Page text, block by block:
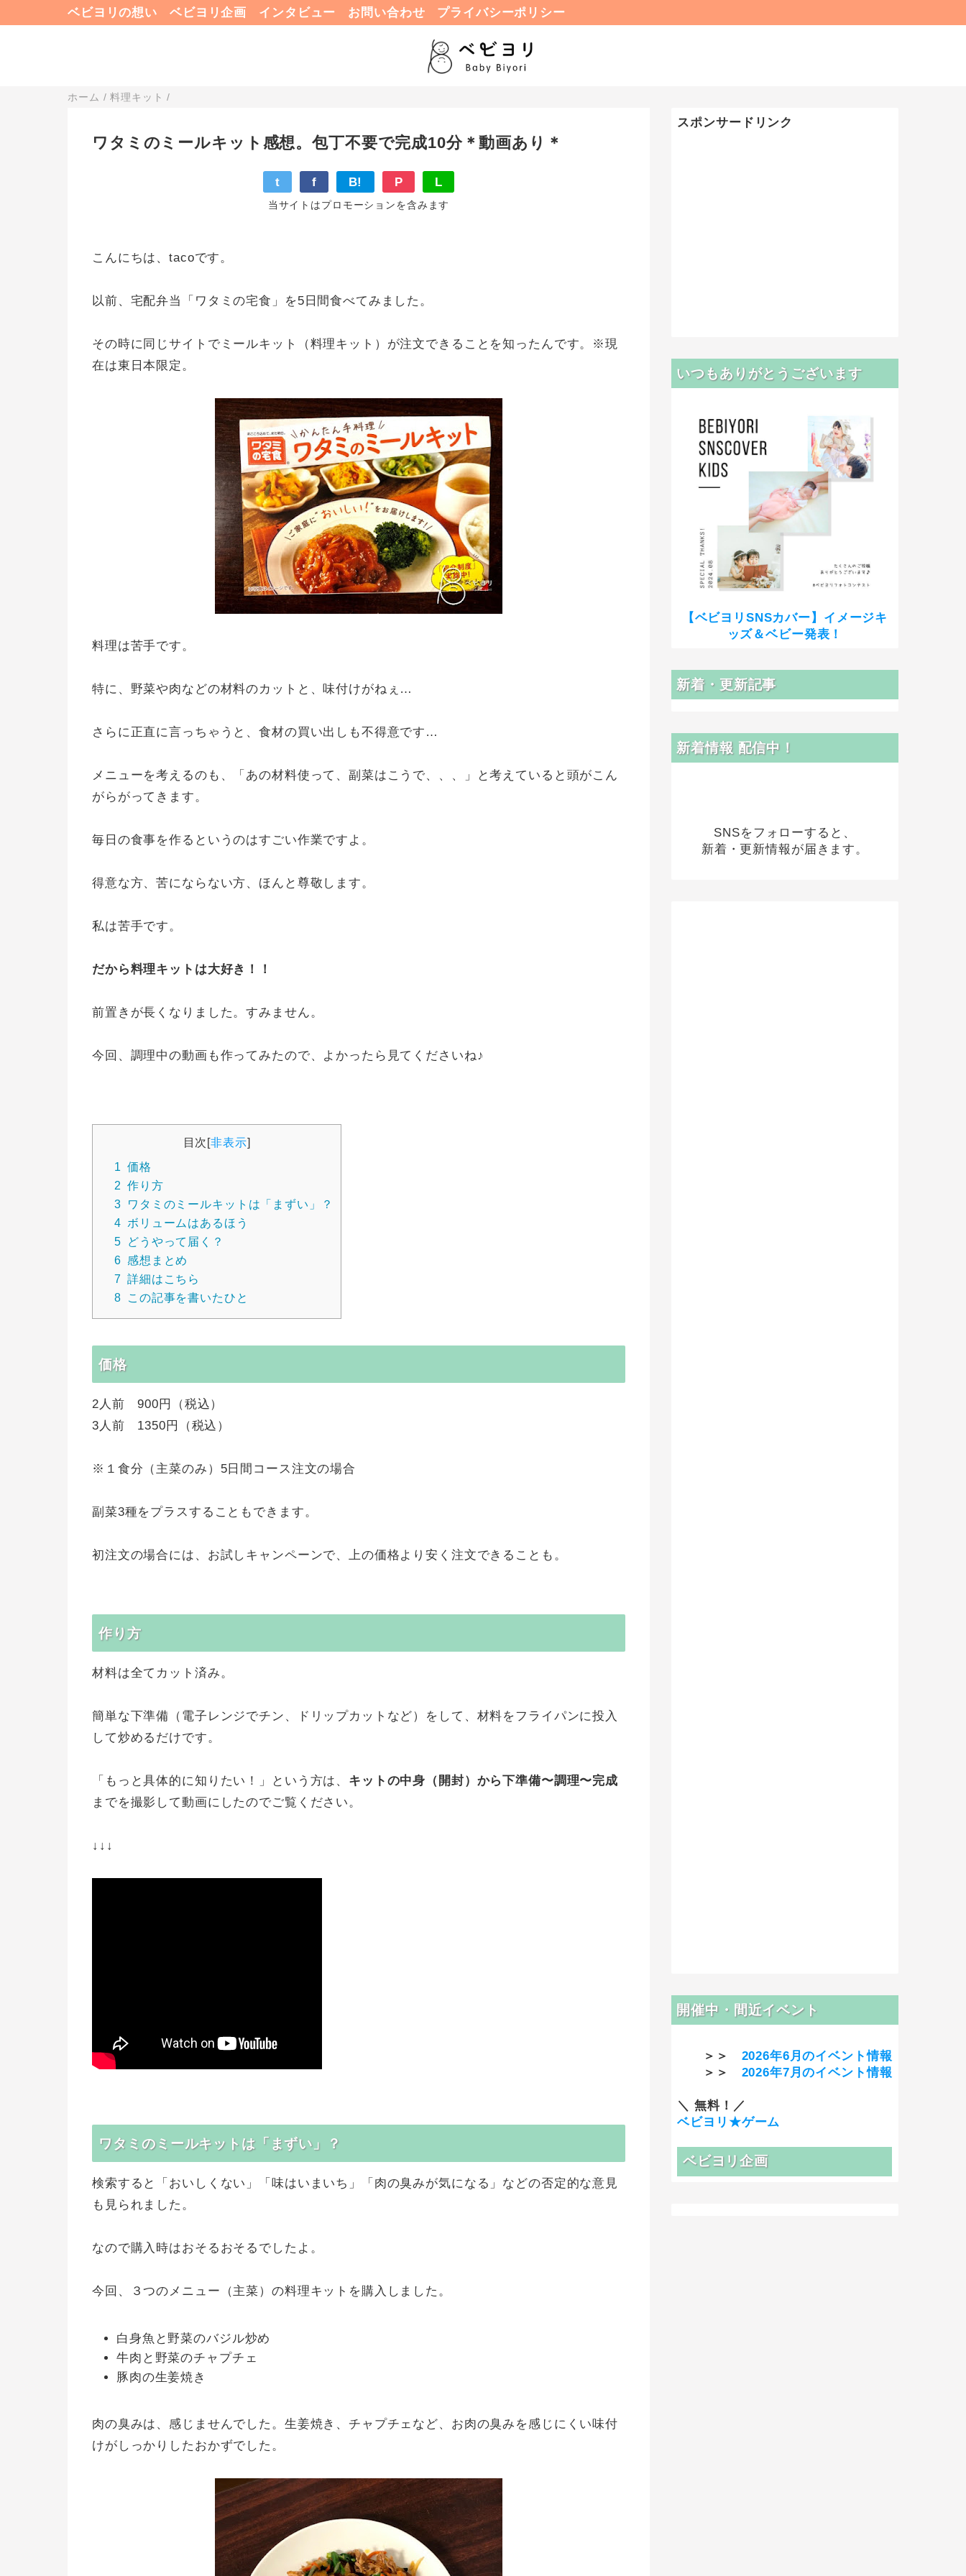
ベビヨリの想い ベビヨリ企画 インタビュー お問い合わせ プライバシーポリシー
ホーム /料理キット /
ワタミのミールキット感想。包丁不要で完成10分＊動画あり＊
t f B! P L
当サイトはプロモーションを含みます
こんにちは、tacoです。
以前、宅配弁当「ワタミの宅食」を5日間食べてみました。
その時に同じサイトでミールキット（料理キット）が注文できることを知ったんです。※現
在は東日本限定。
料理は苦手です。
特に、野菜や肉などの材料のカットと、味付けがねぇ…
さらに正直に言っちゃうと、食材の買い出しも不得意です…
メニューを考えるのも、「あの材料使って、副菜はこうで、、、」と考えていると頭がこん
がらがってきます。
毎日の食事を作るというのはすごい作業ですよ。
得意な方、苦にならない方、ほんと尊敬します。
私は苦手です。
だから料理キットは大好き！！
前置きが長くなりました。すみません。
今回、調理中の動画も作ってみたので、よかったら見てくださいね♪
目次[非表示]
1 価格
2 作り方
3
ワタミのミールキットは「まずい」？
4 ボリュームはあるほう
5
どうやって届く？
6 感想まとめ
7 詳細はこちら
8
この記事を書いたひと
価格
2人前 900円（税込）
3人前 1350円（税込）
※１食分（主菜のみ）5日間コース注文の場合
副菜3種をプラスすることもできます。
初注文の場合には、お試しキャンペーンで、上の価格より安く注文できることも。
作り方
材料は全てカット済み。
簡単な下準備（電子レンジでチン、ドリップカットなど）をして、材料をフライパンに投入
して炒めるだけです。
「もっと具体的に知りたい！」という方は、 キットの中身（開封）から下準備〜調理〜完成
までを撮影して動画にしたのでご覧ください。
↓↓↓
ワタミのミールキットは「まずい」？
検索すると「おいしくない」「味はいまいち」「肉の臭みが気になる」などの否定的な意見
も見られました。
なので購入時はおそるおそるでしたよ。
今回、３つのメニュー（主菜）の料理キットを購入しました。
白身魚と野菜のバジル炒め
牛肉と野菜のチャプチェ
豚肉の生姜焼き
肉の臭みは、感じませんでした。生姜焼き、チャプチェなど、お肉の臭みを感じにくい味付
けがしっかりしたおかずでした。
スポンサードリンク
いつもありがとうございます
【ベビヨリSNSカバー】イメージキ
ッズ＆ベビー発表！
新着・更新記事
新着情報 配信中！
SNSをフォローすると、
新着・更新情報が届きます。
開催中・間近イベント
＞＞ 2026年6月のイベント情報
＞＞ 2026年7月のイベント情報
＼ 無料！／
ベビヨリ★ゲーム
ベビヨリ企画